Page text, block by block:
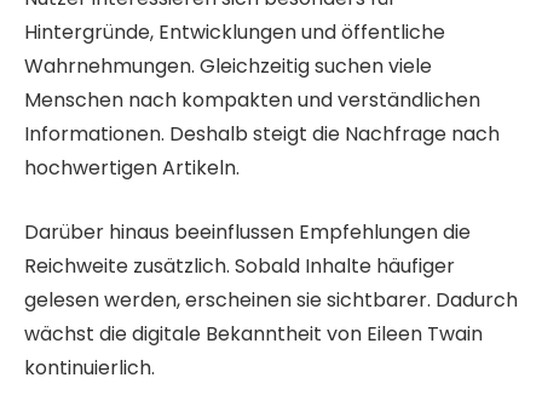
Hintergründe, Entwicklungen und öffentliche
Wahrnehmungen. Gleichzeitig suchen viele
Menschen nach kompakten und verständlichen
Informationen. Deshalb steigt die Nachfrage nach
hochwertigen Artikeln.
Darüber hinaus beeinflussen Empfehlungen die
Reichweite zusätzlich. Sobald Inhalte häufiger
gelesen werden, erscheinen sie sichtbarer. Dadurch
wächst die digitale Bekanntheit von Eileen Twain
kontinuierlich.